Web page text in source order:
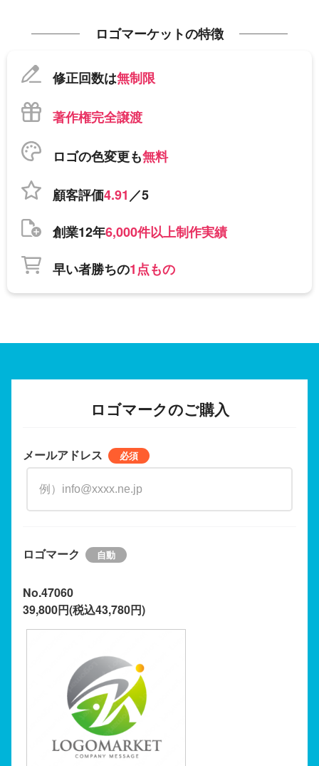
ロゴマーケットの特徴
修正回数は無制限
著作権完全譲渡
ロゴの色変更も無料
顧客評価4.91／5
創業12年6,000件以上制作実績
早い者勝ちの1点もの
ロゴマークのご購入
メールアドレス
ロゴマーク
No.47060
39,800円(税込43,780円)